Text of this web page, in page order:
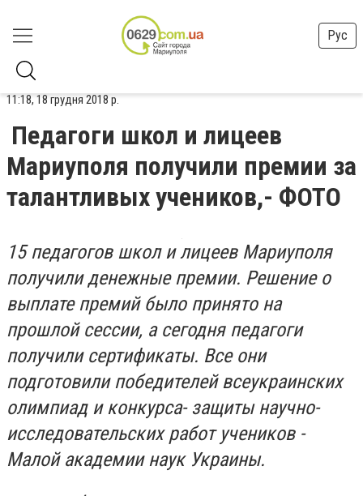
Рус
11:18, 18 грудня 2018 р.
Педагоги школ и лицеев
Мариуполя получили премии за
талантливых учеников,- ФОТО
15 педагогов школ и лицеев Мариуполя
получили денежные премии. Решение о
выплате премий было принято на
прошлой сессии, а сегодня педагоги
получили сертификаты. Все они
подготовили победителей всеукраинских
олимпиад и конкурса- защиты научно-
исследовательских работ учеников -
Малой академии наук Украины.